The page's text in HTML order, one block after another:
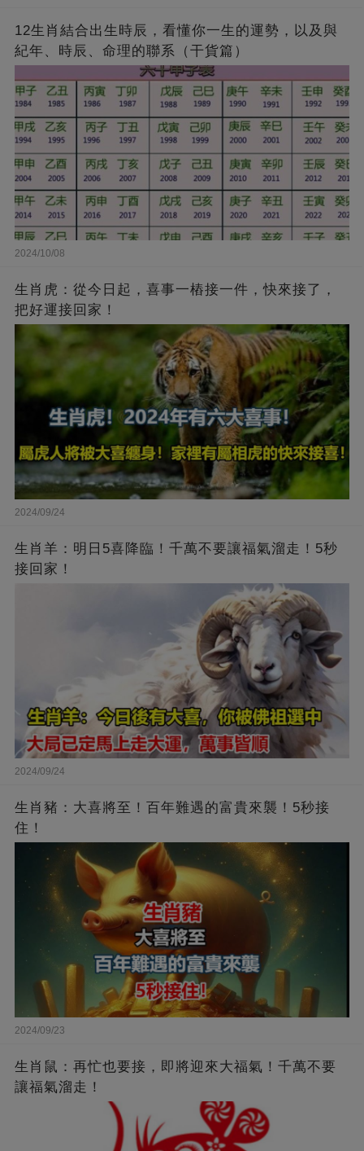
12生肖結合出生時辰，看懂你一生的運勢，以及與
紀年、時辰、命理的聯系（干貨篇）
2024/10/08
生肖虎：從今日起，喜事一樁接一件，快來接了，
把好運接回家！
2024/09/24
生肖羊：明日5喜降臨！千萬不要讓福氣溜走！5秒
接回家！
2024/09/24
生肖豬：大喜將至！百年難遇的富貴來襲！5秒接
住！
2024/09/23
生肖鼠：再忙也要接，即將迎來大福氣！千萬不要
讓福氣溜走！